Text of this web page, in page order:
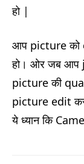
हो |
आप picture को
हो। ओर जब आप
picture की
picture edit
ये ध्यान कि